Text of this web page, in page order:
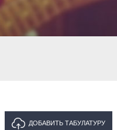
ДОБАВИТЬ ТАБУЛАТУРУ